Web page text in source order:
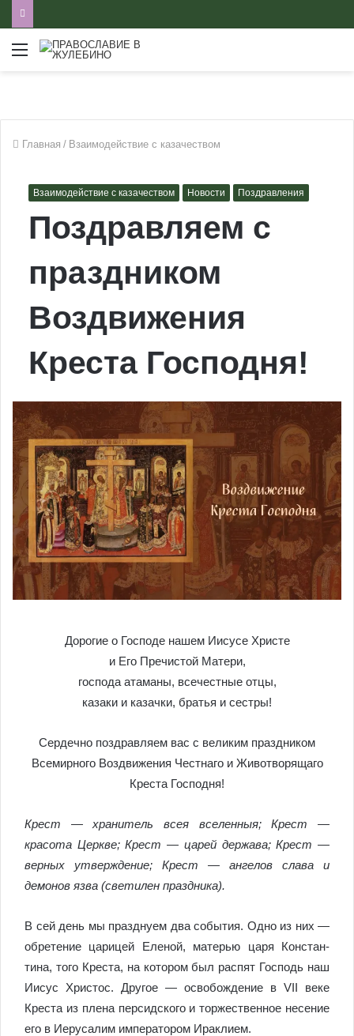
Меню
Главная / Взаимодействие с казачеством
Взаимодействие с казачеством Новости Поздравления
Поздравляем с
праздником
Воздвижения
Креста Господня!
Дорогие о Господе нашем Иисусе Христе
и Его Пречистой Матери,
господа атаманы, всечестные отцы,
казаки и казачки, братья и сестры!
Сердечно поздравляем вас с великим праздником
Всемирного Воздвижения Честнаго и Животворящаго
Креста Господня!
Крест — хранитель всея вселенныя; Крест —
красота Церкве; Крест — царей держава; Крест —
верных утверждение; Крест — ангелов слава и
демонов язва (светилен праздника).
В сей день мы празднуем два события. Одно из них —
обретение царицей Еленой, матерью царя Констан­
тина, того Креста, на котором был распят Господь наш
Иисус Христос. Другое — освобождение в VII веке
Креста из плена персидского и торжественное несе­ние
его в Иерусалим императором Ираклием.